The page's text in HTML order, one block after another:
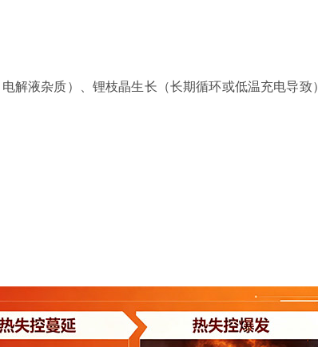
解液杂质）、锂枝晶生长（长期循环或低温充电导致